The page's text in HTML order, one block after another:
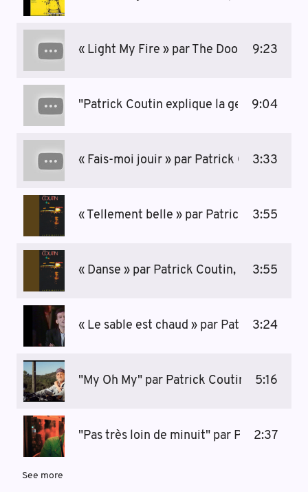
« Light My Fire » par The Doors, 1967
9:23
"Patrick Coutin explique la genèse de
9:04
« Fais-moi jouir » par Patrick Coutin, 1991
3:33
« Tellement belle » par Patrick Coutin,
3:55
« Danse » par Patrick Coutin, 19823:55
« Le sable est chaud » par Patrick Coutin,
3:24
"My Oh My" par Patrick Coutin, 2019
5:16
"Pas très loin de minuit" par Patrick
2:37
See more